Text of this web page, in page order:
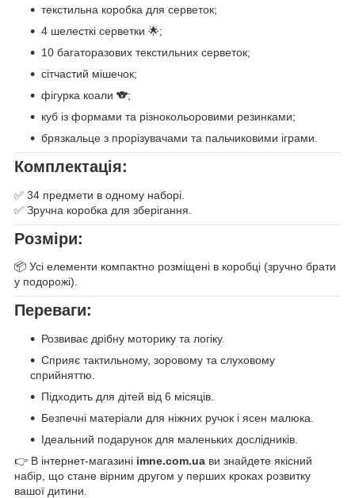
текстильна коробка для серветок;
4 шелесткі серветки 🌟;
10 багаторазових текстильних серветок;
сітчастий мішечок;
фігурка коали 🐨;
куб із формами та різнокольоровими резинками;
брязкальце з прорізувачами та пальчиковими іграми.
Комплектація:
✅ 34 предмети в одному наборі.
✅ Зручна коробка для зберігання.
Розміри:
📦 Усі елементи компактно розміщені в коробці (зручно брати
у подорожі).
Переваги:
Розвиває дрібну моторику та логіку.
Сприяє тактильному, зоровому та слуховому
сприйняттю.
Підходить для дітей від 6 місяців.
Безпечні матеріали для ніжних ручок і ясен малюка.
Ідеальний подарунок для маленьких дослідників.
👉 В інтернет-магазині imne.com.ua ви знайдете якісний
набір, що стане вірним другом у перших кроках розвитку
вашої дитини.